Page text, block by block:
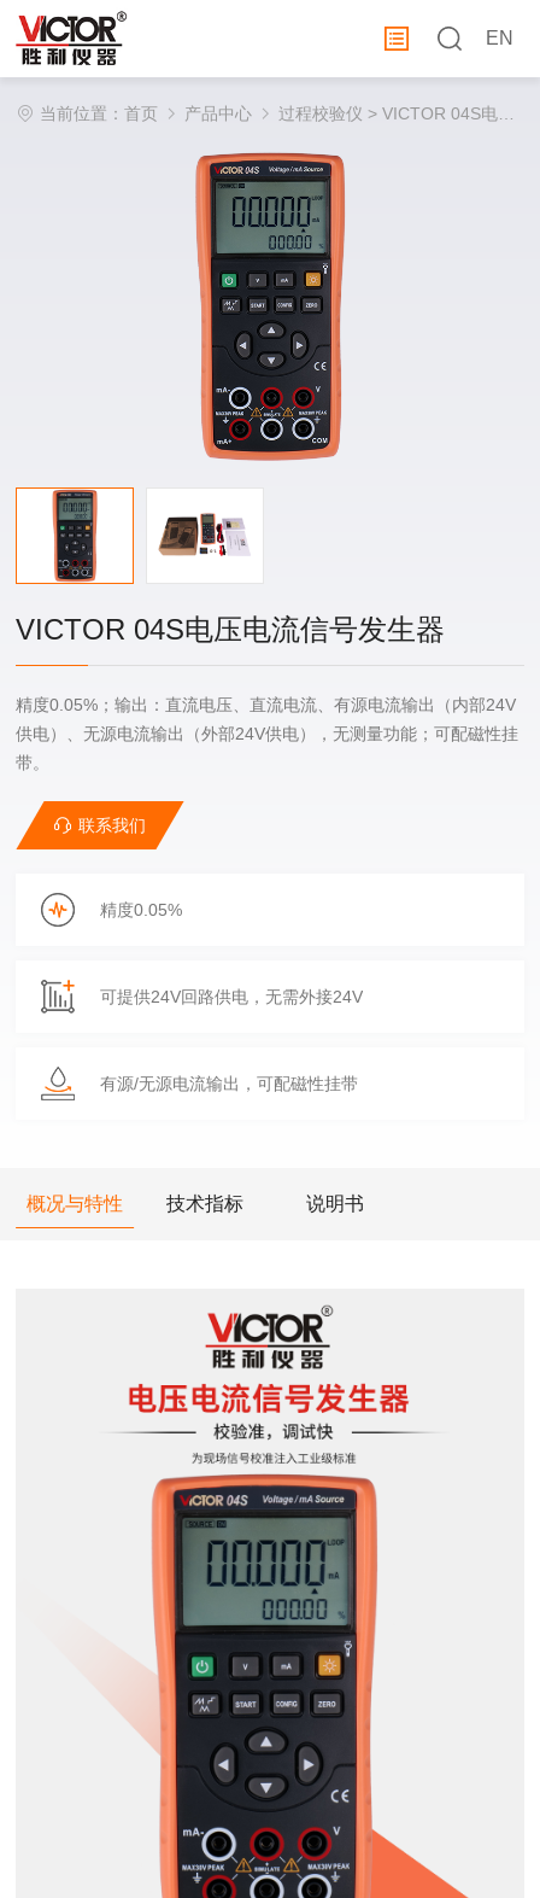
EN
当前位置：首页 产品中心 过程校验仪 > VICTOR 04S电压电流信号发生器
VICTOR 04S电压电流信号发生器
精度0.05%；输出：直流电压、直流电流、有源电流输出（内部24V
供电）、无源电流输出（外部24V供电），无测量功能；可配磁性挂
带。
联系我们
精度0.05%
可提供24V回路供电，无需外接24V
有源/无源电流输出，可配磁性挂带
概况与特性 技术指标 说明书